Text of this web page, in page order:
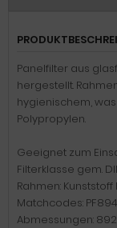
Panelfilter aus
hergestellt.
hygienischem,
Polypropylen.
Geeignet zum
Filterklasse gem.
Rahmen:
Matchcodes:
Abmessungen: